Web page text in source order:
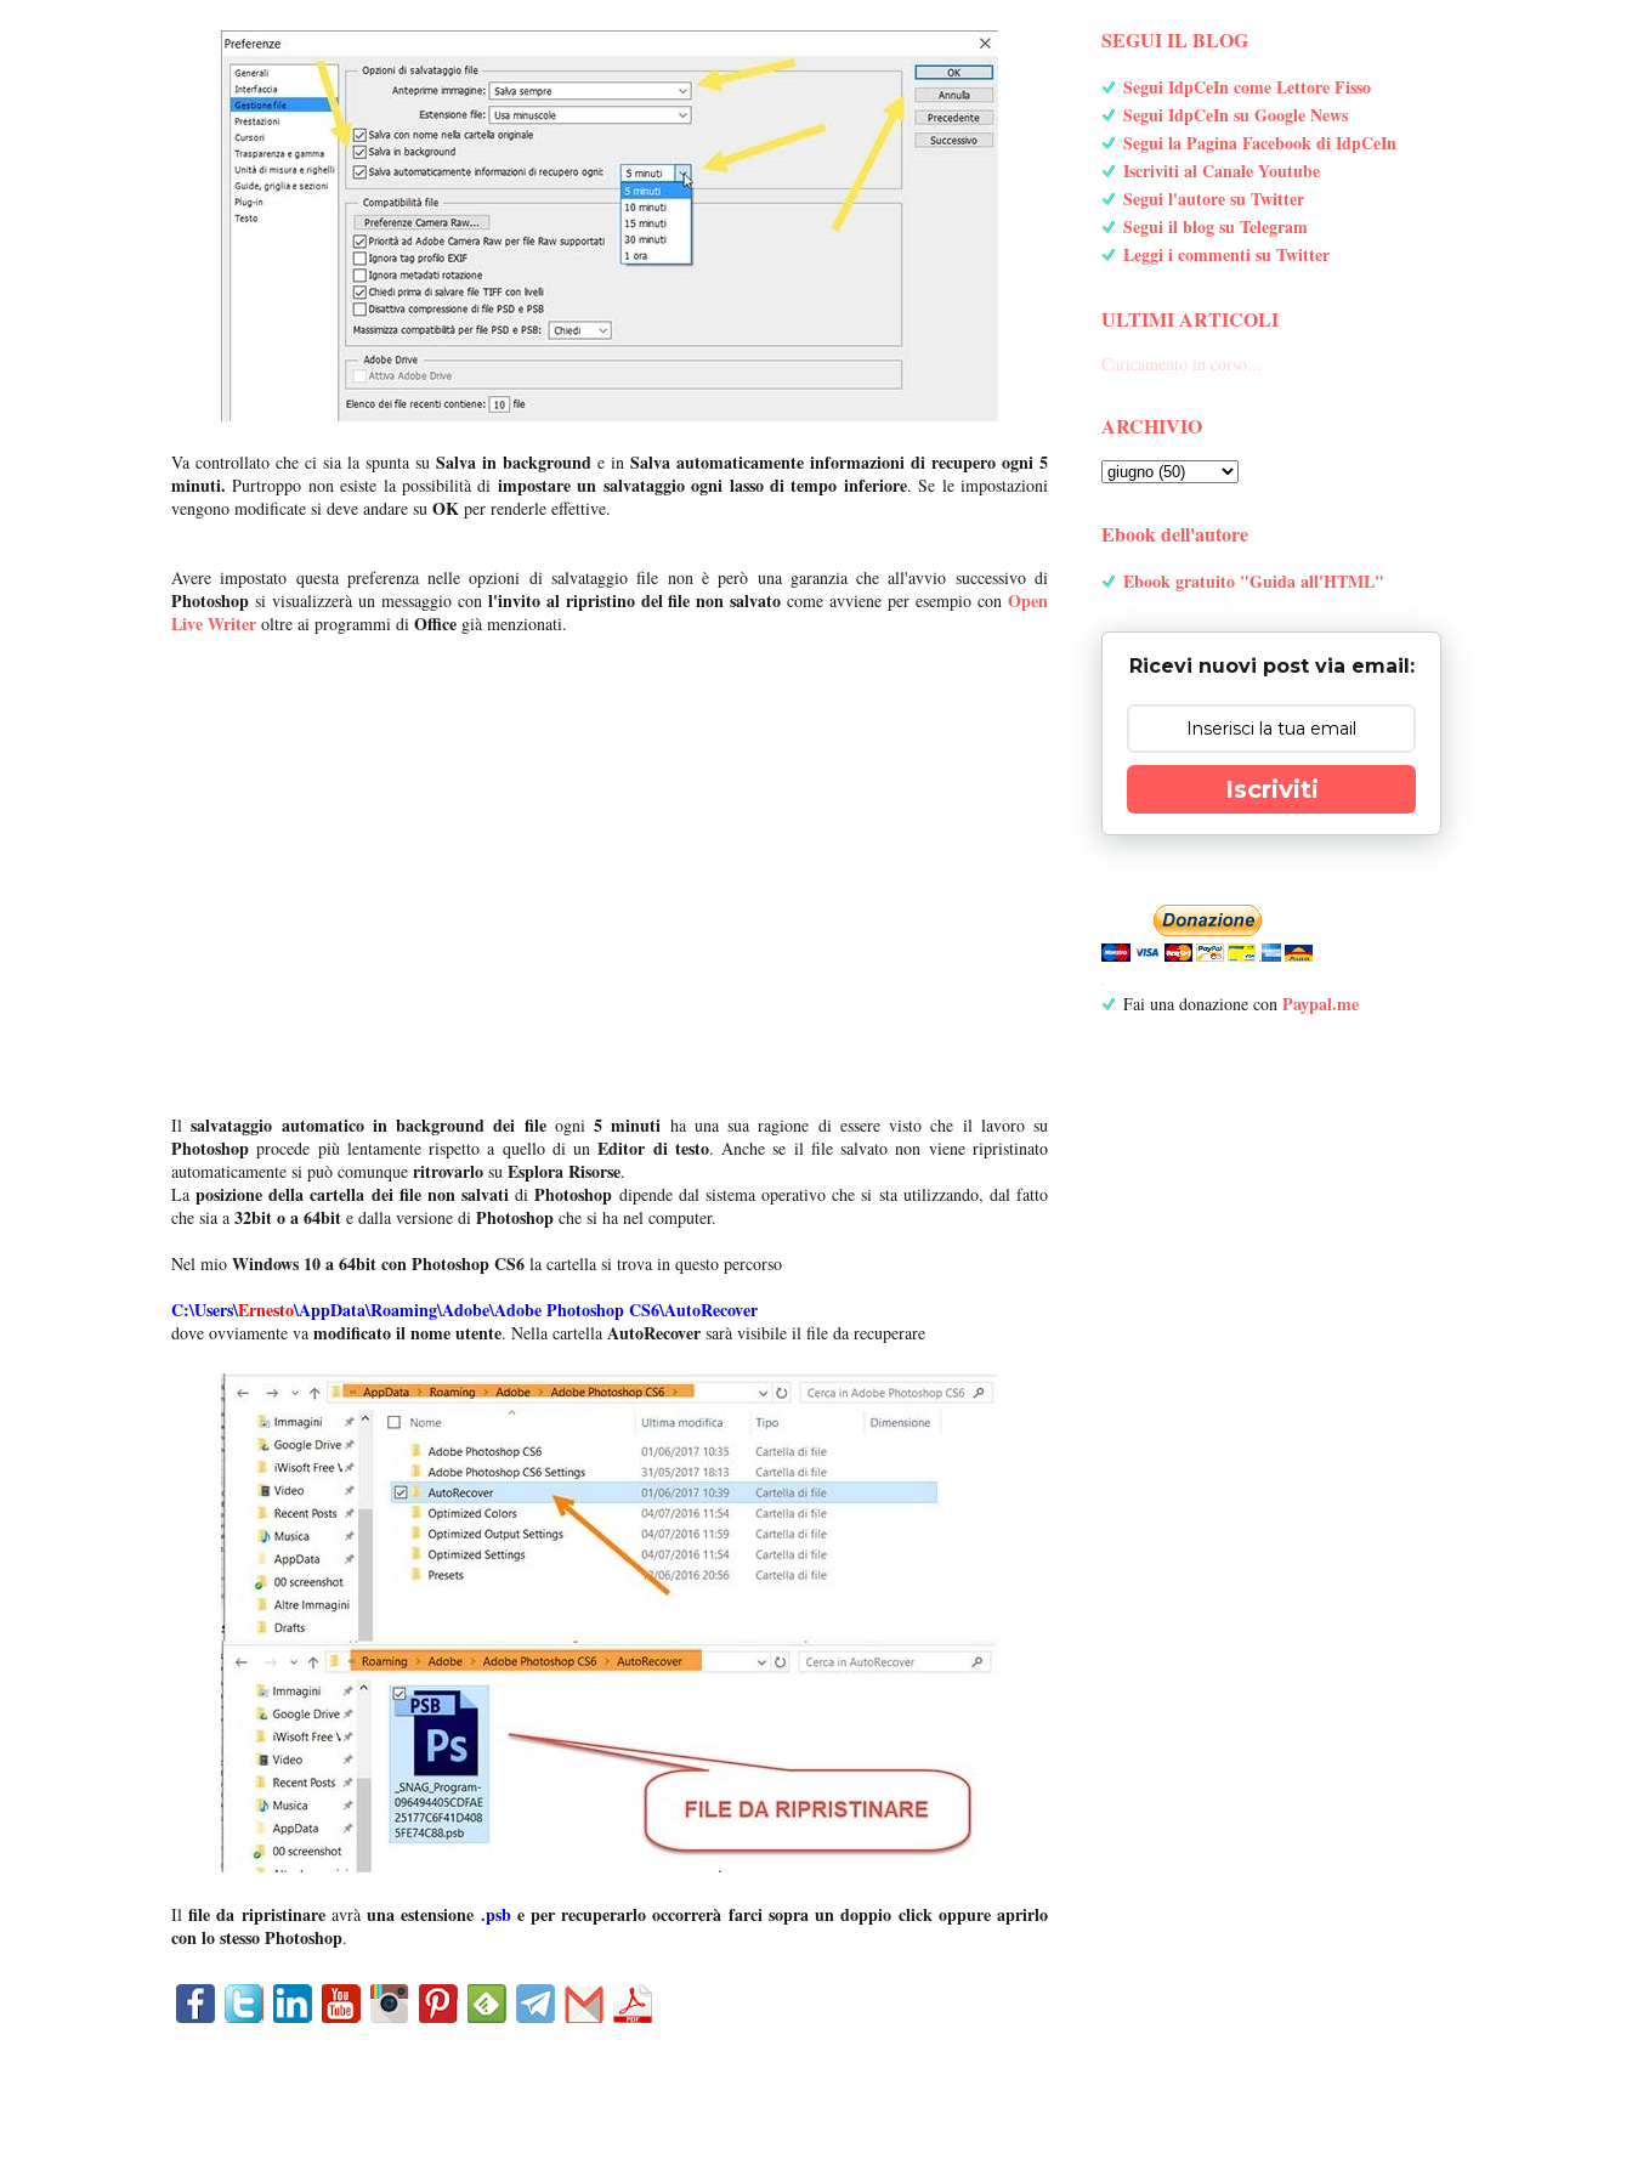
Va controllato che ci sia la spunta su Salva in background e in Salva automaticamente informazioni di recupero ogni 5
minuti. Purtroppo non esiste la possibilità di impostare un salvataggio ogni lasso di tempo inferiore. Se le impostazioni
vengono modificate si deve andare su OK per renderle effettive.
Avere impostato questa preferenza nelle opzioni di salvataggio file non è però una garanzia che all'avvio successivo di
Photoshop si visualizzerà un messaggio con l'invito al ripristino del file non salvato come avviene per esempio con Open
Live Writer oltre ai programmi di Office già menzionati.
Ilsalvataggio automatico in background dei fileogni5 minuti ha una sua ragione di essere visto che il lavoro su
Photoshop procede più lentamente rispetto a quello di un Editor di testo. Anche se il file salvato non viene ripristinato
automaticamente si può comunque ritrovarlo su Esplora Risorse.
La posizione della cartella dei file non salvati diPhotoshop dipende dal sistema operativo che si sta utilizzando, dal fatto
che sia a 32bit o a 64bit e dalla versione di Photoshop che si ha nel computer.
Nel mio Windows 10 a 64bit con Photoshop CS6 la cartella si trova in questo percorso
C:\Users\Ernesto\AppData\Roaming\Adobe\Adobe Photoshop CS6\AutoRecover
dove ovviamente va modificato il nome utente. Nella cartella AutoRecover sarà visibile il file da recuperare
Ilfile da ripristinareavràuna estensione .psbe per recuperarlo occorrerà farci sopra un doppio click oppure aprirlo
con lo stesso Photoshop.
SEGUI IL BLOG
Segui IdpCeIn come Lettore Fisso
Segui IdpCeIn su Google News
Segui la Pagina Facebook di IdpCeIn
Iscriviti al Canale Youtube
Segui l'autore su Twitter
Segui il blog su Telegram
Leggi i commenti su Twitter
ULTIMI ARTICOLI
Caricamento in corso...
ARCHIVIO
Ebook dell'autore
Ebook gratuito "Guida all'HTML"
Ricevi nuovi post via email:
Iscriviti
Fai una donazione con Paypal.me